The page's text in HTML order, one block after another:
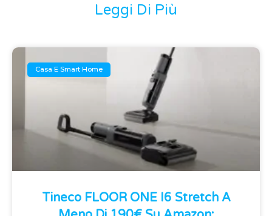
Leggi Di Più
Casa E Smart Home
Tineco FLOOR ONE I6 Stretch A